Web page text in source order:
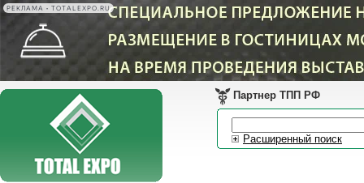
РЕКЛАМА • TOTALEXPO.RU
Партнер ТПП РФ
Расширенный поиск